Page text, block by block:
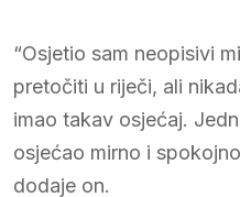
“Osjetio sam neopisivi
pretočiti u riječi, ali
imao takav osjećaj.
osjećao mirno i
dodaje on.